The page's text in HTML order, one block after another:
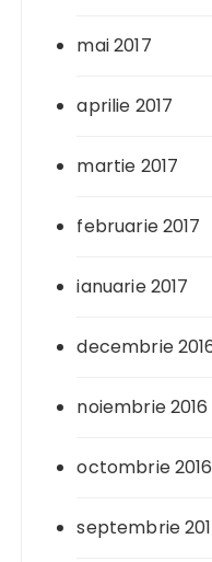
mai 2017
aprilie 2017
martie 2017
februarie 2017
ianuarie 2017
decembrie
noiembrie 2016
octombrie 2016
septembrie